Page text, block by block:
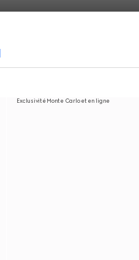
Exclusivité Monte Carlo et en ligne